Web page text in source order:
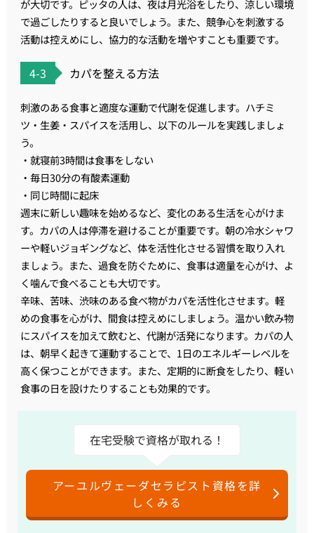
が大切です。ピッタの人は、夜は月光浴をしたり、涼しい環境
で過ごしたりすると良いでしょう。また、競争心を刺激する
活動は控えめにし、協力的な活動を増やすことも重要です。
4-3 カパを整える方法
刺激のある食事と適度な運動で代謝を促進します。ハチミ
ツ・生姜・スパイスを活用し、以下のルールを実践しましょ
う。
・就寝前3時間は食事をしない
・毎日30分の有酸素運動
・同じ時間に起床
週末に新しい趣味を始めるなど、変化のある生活を心がけま
す。カパの人は停滞を避けることが重要です。朝の冷水シャワ
ーや軽いジョギングなど、体を活性化させる習慣を取り入れ
ましょう。また、過食を防ぐために、食事は適量を心がけ、よ
く噛んで食べることも大切です。
辛味、苦味、渋味のある食べ物がカパを活性化させます。軽
めの食事を心がけ、間食は控えめにしましょう。温かい飲み物
にスパイスを加えて飲むと、代謝が活発になります。カパの人
は、朝早く起きて運動することで、1日のエネルギーレベルを
高く保つことができます。また、定期的に断食をしたり、軽い
食事の日を設けたりすることも効果的です。
在宅受験で資格が取れる！
アーユルヴェーダセラピスト資格を詳
しくみる